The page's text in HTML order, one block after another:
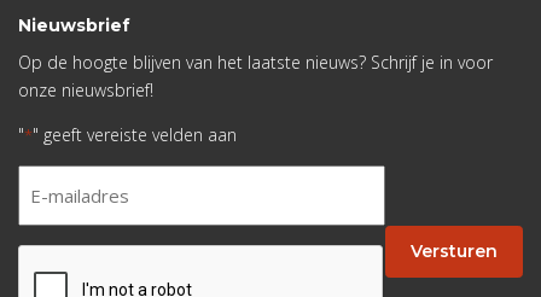
Nieuwsbrief
Op de hoogte blijven van het laatste nieuws? Schrijf je in voor
onze nieuwsbrief!
"*" geeft vereiste velden aan
* Versturen